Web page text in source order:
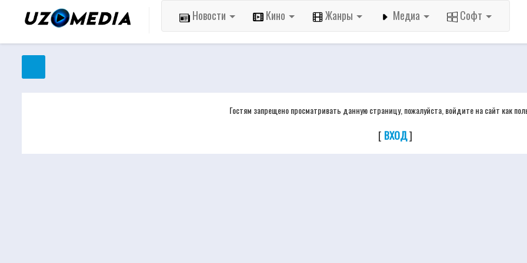
Новости Кино Жанры Медиа Софт
Гостям запрещено просматривать данную страницу, пожалуйста, войдите на сайт как
[ ВХОД]